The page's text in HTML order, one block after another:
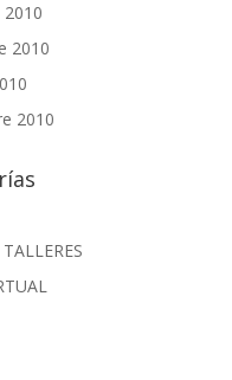
2010
2010